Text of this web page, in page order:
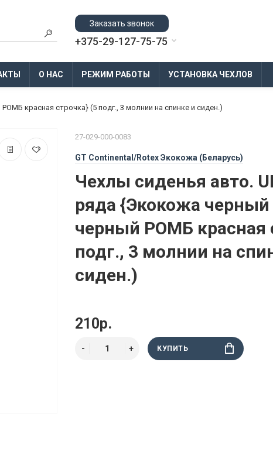
Заказать звонок
+375-29-127-75-75
О НАС РЕЖИМ РАБОТЫ УСТАНОВКА ЧЕХЛОВ
красная строчка} (5 подг., 3 молнии на спинке и сиден.)
27-029-000-0083
GT Continental/Rotex Экокожа (Беларусь)
Чехлы сиденья авто.
ряда {Экокожа черный
черный РОМБ красная
подг., 3 молнии на
сиден.)
210р.
КУПИТЬ